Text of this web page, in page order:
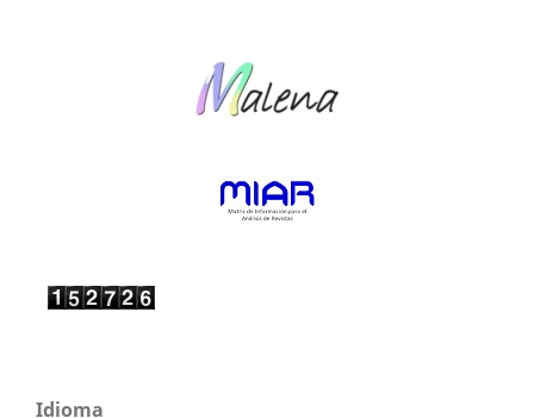
Idioma